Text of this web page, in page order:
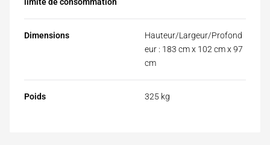
Dimensions
Hauteur/Largeur/Profond
eur : 183 cm x 102 cm x 97
cm
Poids 325 kg